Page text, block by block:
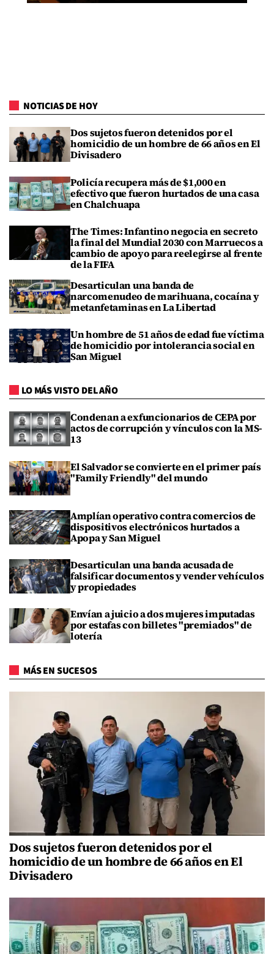
NOTICIAS DE HOY
Dos sujetos fueron detenidos por el
homicidio de un hombre de 66 años en El
Divisadero
Policía recupera más de $1,000 en
efectivo que fueron hurtados de una casa
en Chalchuapa
The Times: Infantino negocia en secreto
la final del Mundial 2030 con Marruecos a
cambio de apoyo para reelegirse al frente
de la FIFA
Desarticulan una banda de
narcomenudeo de marihuana, cocaína y
metanfetaminas en La Libertad
Un hombre de 51 años de edad fue víctima
de homicidio por intolerancia social en
San Miguel
LO MÁS VISTO DEL AÑO
Condenan a exfuncionarios de CEPA por
actos de corrupción y vínculos con la MS-
13
El Salvador se convierte en el primer país
"Family Friendly" del mundo
Amplían operativo contra comercios de
dispositivos electrónicos hurtados a
Apopa y San Miguel
Desarticulan una banda acusada de
falsificar documentos y vender vehículos
y propiedades
Envían a juicio a dos mujeres imputadas
por estafas con billetes "premiados" de
lotería
MÁS EN SUCESOS
Dos sujetos fueron detenidos por el
homicidio de un hombre de 66 años en El
Divisadero